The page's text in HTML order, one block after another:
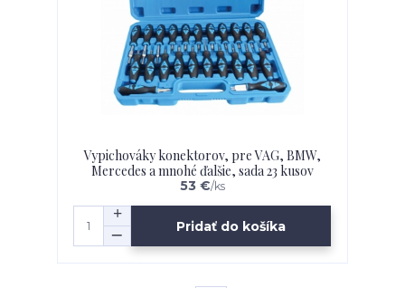
Vypichováky konektorov, pre VAG, BMW,
Mercedes a mnohé ďalšie, sada 23 kusov
53 €/ks
Pridať do košíka